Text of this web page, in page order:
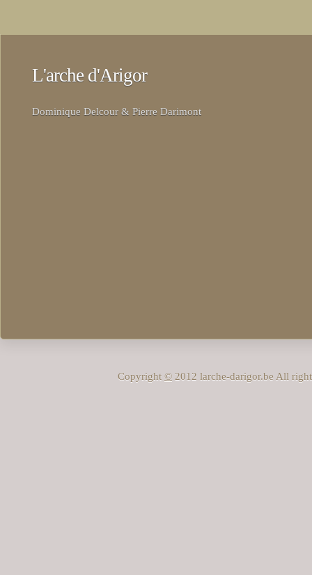
L'arche d'Arigor
Dominique Delcour & Pierre Darimont
Copyright © 2012 larche-darigor.be All